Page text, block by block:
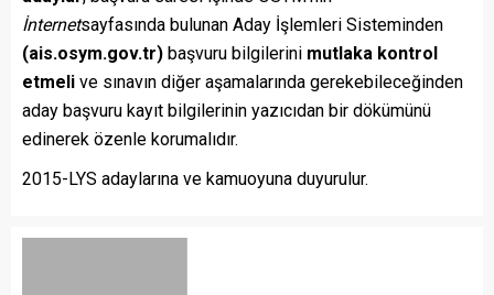
İnternetsayfasında bulunan Aday İşlemleri Sisteminden
(ais.osym.gov.tr) başvuru bilgilerini mutlaka kontrol
etmeli ve sınavın diğer aşamalarında gerekebileceğinden
aday başvuru kayıt bilgilerinin yazıcıdan bir dökümünü
edinerek özenle korumalıdır.
2015-LYS adaylarına ve kamuoyuna duyurulur.